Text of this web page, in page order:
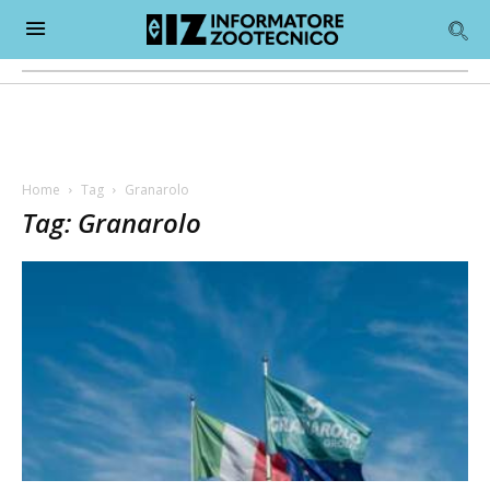
Home Tag Granarolo
Tag: Granarolo